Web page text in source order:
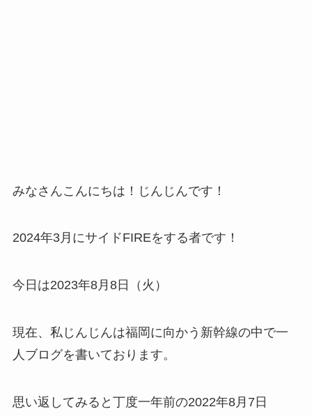
みなさんこんにちは！じんじんです！
2024年3月にサイドFIREをする者です！
今日は2023年8月8日（火）
現在、私じんじんは福岡に向かう新幹線の中で一
人ブログを書いております。
思い返してみると丁度一年前の2022年8月7日